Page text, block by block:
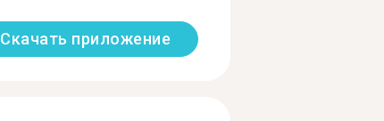
Скачать приложение